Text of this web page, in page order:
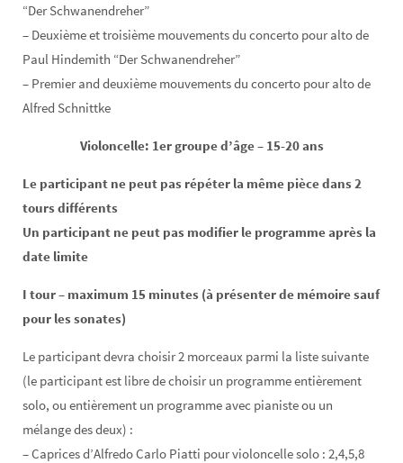
“Der Schwanendreher”
– Deuxième et troisième mouvements du concerto pour alto de
Paul Hindemith “Der Schwanendreher”
– Premier and deuxième mouvements du concerto pour alto de
Alfred Schnittke
Violoncelle: 1er groupe d’âge – 15-20 ans
Le participant ne peut pas répéter la même pièce dans 2
tours différents
Un participant ne peut pas modifier le programme après la
date limite
I tour – maximum 15 minutes (à présenter de mémoire sauf
pour les sonates)
Le participant devra choisir 2 morceaux parmi la liste suivante
(le participant est libre de choisir un programme entièrement
solo, ou entièrement un programme avec pianiste ou un
mélange des deux) :
– Caprices d’Alfredo Carlo Piatti pour violoncelle solo : 2,4,5,8